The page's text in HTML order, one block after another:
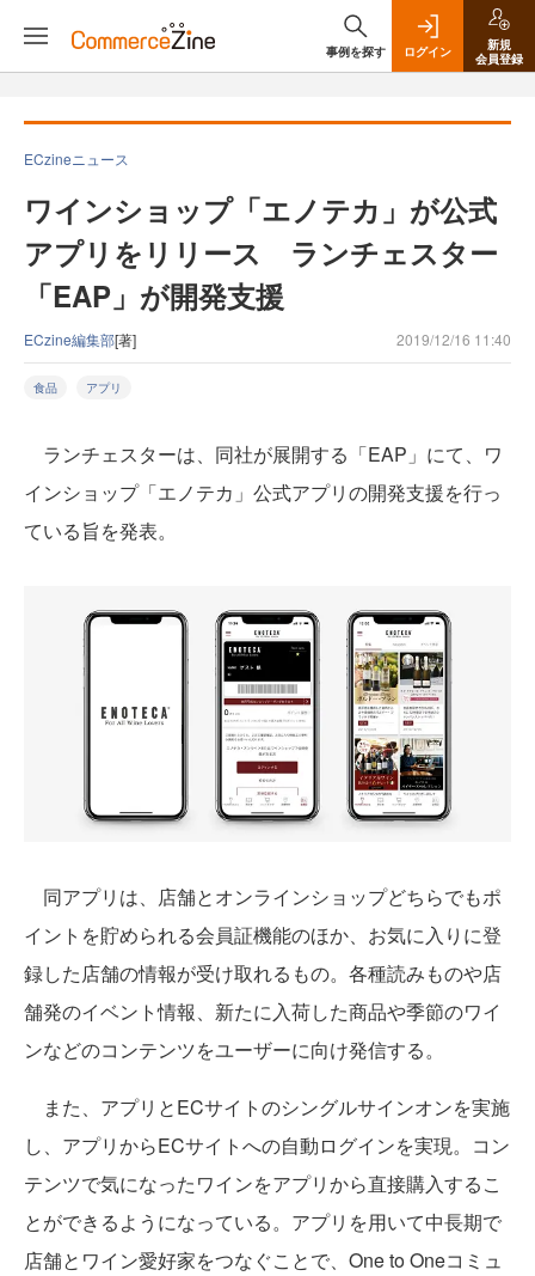
事例を探す ログイン
新規
会員登録
ECzineニュース
ワインショップ「エノテカ」が公式
アプリをリリース ランチェスター
「EAP」が開発支援
ECzine編集部[著] 2019/12/16 11:40
食品 アプリ
ランチェスターは、同社が展開する「EAP」にて、ワ
インショップ「エノテカ」公式アプリの開発支援を行っ
ている旨を発表。
同アプリは、店舗とオンラインショップどちらでもポ
イントを貯められる会員証機能のほか、お気に入りに登
録した店舗の情報が受け取れるもの。各種読みものや店
舗発のイベント情報、新たに入荷した商品や季節のワイ
ンなどのコンテンツをユーザーに向け発信する。
また、アプリとECサイトのシングルサインオンを実施
し、アプリからECサイトへの自動ログインを実現。コン
テンツで気になったワインをアプリから直接購入するこ
とができるようになっている。アプリを用いて中長期で
店舗とワイン愛好家をつなぐことで、One to Oneコミュ